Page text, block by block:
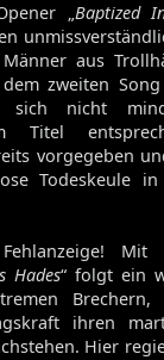
„Baptized
aus
zweiten Song
nicht
Titel
vorgegeben
Todeskeule
Fehlanzeige! Mit
Hades“ folgt ein
ihren
Hier